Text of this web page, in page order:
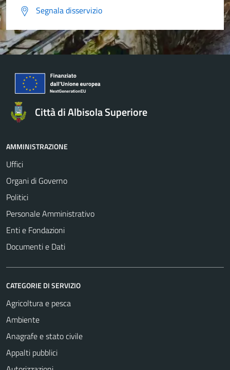
Segnala disservizio
Città di Albisola Superiore
AMMINISTRAZIONE
Uffici
Organi di Governo
Politici
Personale Amministrativo
Enti e Fondazioni
Documenti e Dati
CATEGORIE DI SERVIZIO
Agricoltura e pesca
Ambiente
Anagrafe e stato civile
Appalti pubblici